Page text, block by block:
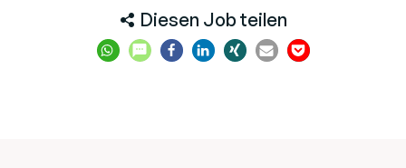
Diesen Job teilen